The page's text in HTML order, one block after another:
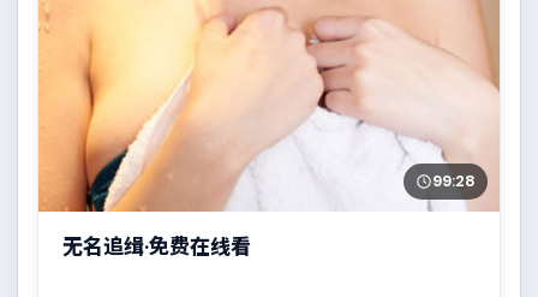
99:28
无名追缉·免费在线看